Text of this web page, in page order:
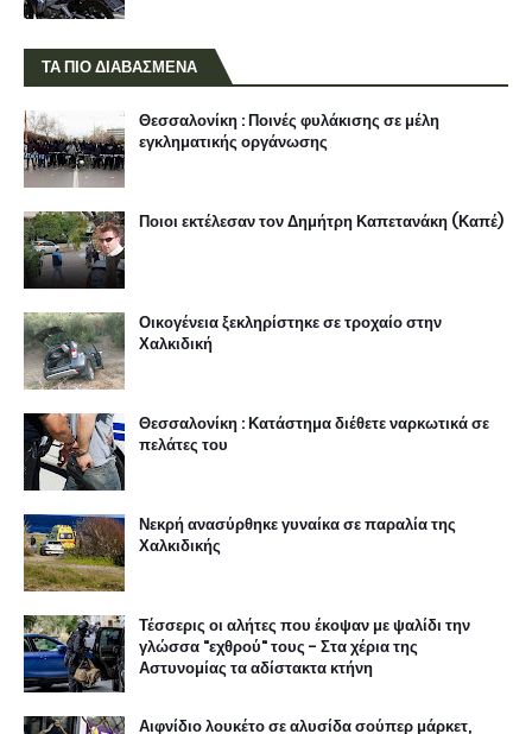
ΤΑ ΠΙΟ ΔΙΑΒΑΣΜΕΝΑ
Θεσσαλονίκη : Ποινές φυλάκισης σε μέλη
εγκληματικής οργάνωσης
Ποιοι εκτέλεσαν τον Δημήτρη Καπετανάκη (Καπέ)
Οικογένεια ξεκληρίστηκε σε τροχαίο στην
Χαλκιδική
Θεσσαλονίκη : Κατάστημα διέθετε ναρκωτικά σε
πελάτες του
Νεκρή ανασύρθηκε γυναίκα σε παραλία της
Χαλκιδικής
Τέσσερις οι αλήτες που έκοψαν με ψαλίδι την
γλώσσα "εχθρού" τους - Στα χέρια της
Αστυνομίας τα αδίστακτα κτήνη
Αιφνίδιο λουκέτο σε αλυσίδα σούπερ μάρκετ,